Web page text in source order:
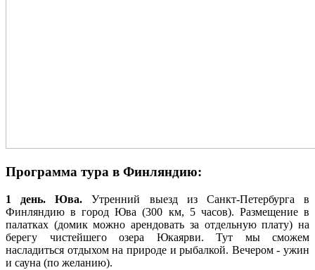
Программа тура в Финляндию:
1 день. Юва. Утренний выезд из Санкт-Петербурга в
Финляндию в город Юва (300 км, 5 часов). Размещение в
палатках (домик можно арендовать за отдельную плату) на
берегу чистейшего озера Юкаярви. Тут мы сможем
насладиться отдыхом на природе и рыбалкой. Вечером - ужин
и сауна (по желанию).